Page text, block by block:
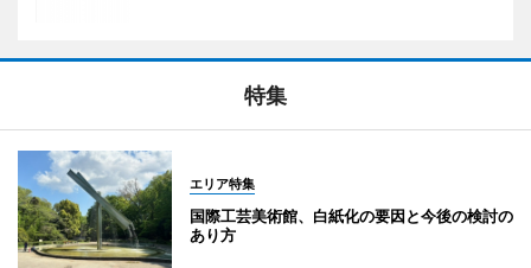
特集
エリア特集
国際工芸美術館、白紙化の要因と今後の検討の
あり方